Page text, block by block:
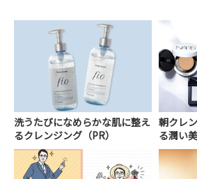
洗うたびになめらかな肌に整え
るクレンジング（PR）
朝クレ
る潤い